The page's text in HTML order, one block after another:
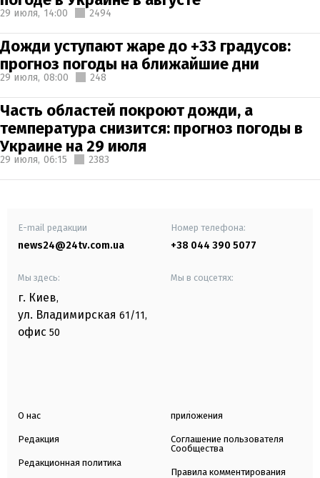
29 июля, 14:00 2494
Дожди уступают жаре до +33 градусов:
прогноз погоды на ближайшие дни
29 июля, 08:00 248
Часть областей покроют дожди, а
температура снизится: прогноз погоды в
Украине на 29 июля
29 июля, 06:15 2383
E-mail редакции
news24@24tv.com.ua
Номер телефона:
+38 044 390 5077
Мы здесь:
г. Киев,
ул. Владимирская 61/11,
офис 50
Мы в соцсетях:
О нас
Редакция
Редакционная политика
приложения
Соглашение пользователя
Сообщества
Правила комментирования